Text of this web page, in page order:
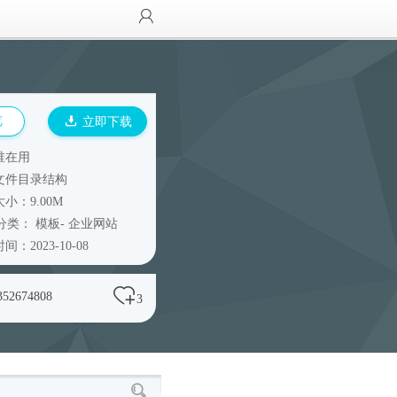
立即下载
在用
件目录结构
小：9.00M
类： 模板- 企业网站
间：2023-10-08
3